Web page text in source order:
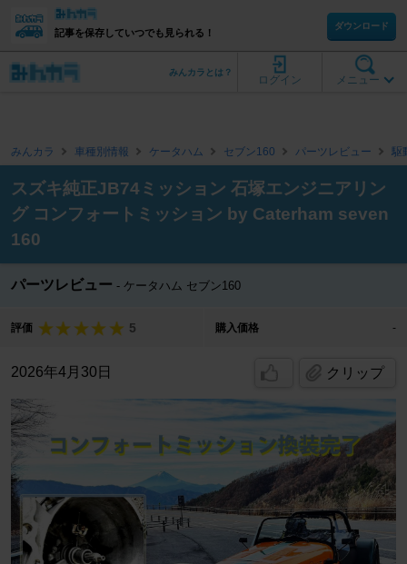
記事を保存していつでも見られる！
ダウンロード
メニュー
ログイン
みんカラとは？
みんカラ 車種別情報 ケータハム セブン160 パーツレビュー 駆
スズキ純正JB74ミッション 石塚エンジニアリン
グ コンフォートミッション by Caterham seven
160
パーツレビュー ケータハム セブン160
評価 5 購入価格 -
2026年4月30日 クリップ